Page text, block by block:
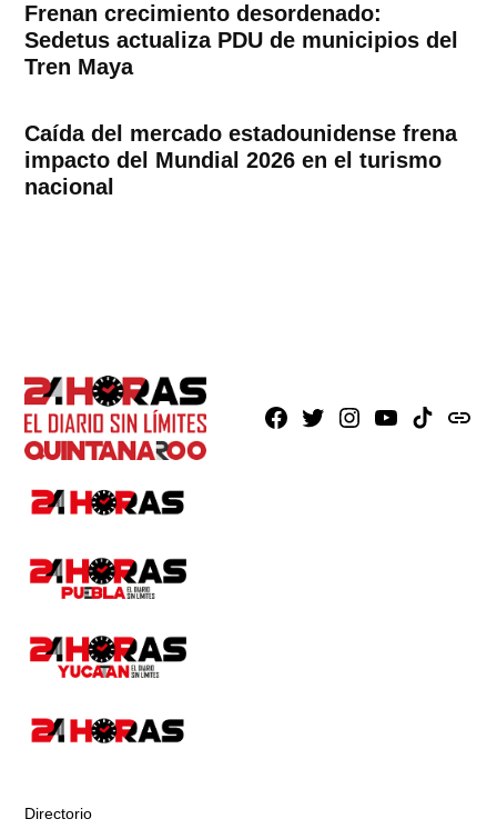
Frenan crecimiento desordenado:
Sedetus actualiza PDU de municipios del
Tren Maya
Caída del mercado estadounidense frena
impacto del Mundial 2026 en el turismo
nacional
Facebook
X Instagram
YoutubeTikTokissuu
Directorio